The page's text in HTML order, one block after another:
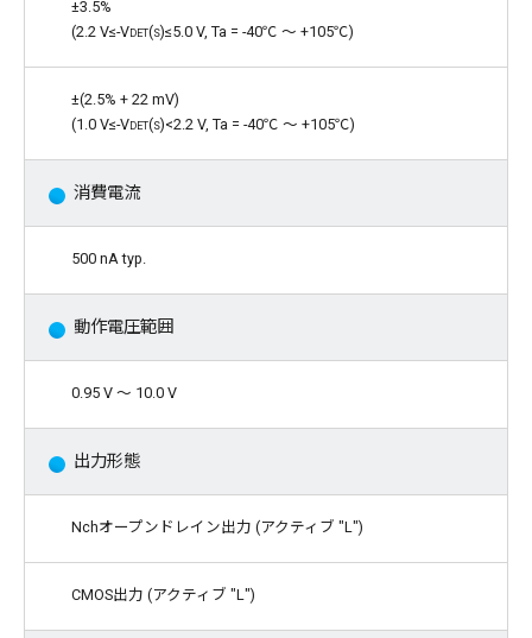
±3.5%
(2.2 V≤-Vdet(s)≤5.0 V, Ta = -40℃ 〜 +105℃)
±(2.5% + 22 mV)
(1.0 V≤-Vdet(s)<2.2 V, Ta = -40℃ 〜 +105℃)
消費電流
500 nA typ.
動作電圧範囲
0.95 V 〜 10.0 V
出力形態
Nchオープンドレイン出力 (アクティブ "L")
CMOS出力 (アクティブ "L")